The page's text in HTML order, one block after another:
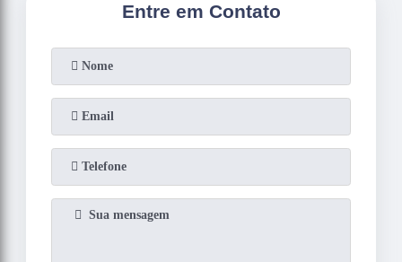
Entre em Contato